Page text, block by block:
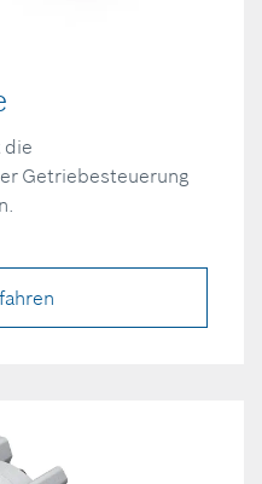
die
Getriebesteuerung